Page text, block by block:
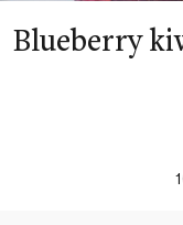
Blueberry